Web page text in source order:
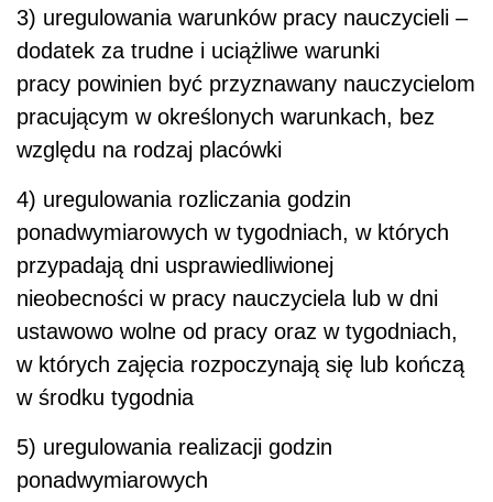
3) uregulowania warunków pracy nauczycieli –
dodatek za trudne i uciążliwe warunki
pracy powinien być przyznawany nauczycielom
pracującym w określonych warunkach, bez
względu na rodzaj placówki
4) uregulowania rozliczania godzin
ponadwymiarowych w tygodniach, w których
przypadają dni usprawiedliwionej
nieobecności w pracy nauczyciela lub w dni
ustawowo wolne od pracy oraz w tygodniach,
w których zajęcia rozpoczynają się lub kończą
w środku tygodnia
5) uregulowania realizacji godzin
ponadwymiarowych